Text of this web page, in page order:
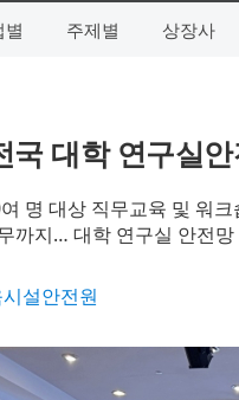
별 주제별 상장사
국 대학 연구실
명 대상 직무교육 및 워크
까지… 대학 연구실 안전망
설안전원